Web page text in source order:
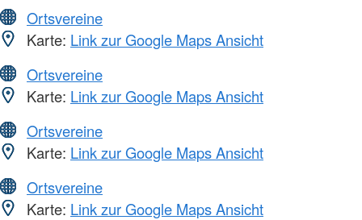
Ortsvereine
Karte: Link zur Google Maps Ansicht
Ortsvereine
Karte: Link zur Google Maps Ansicht
Ortsvereine
Karte: Link zur Google Maps Ansicht
Ortsvereine
Karte: Link zur Google Maps Ansicht